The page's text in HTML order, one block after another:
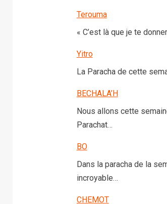
Terouma
« C’est là que je te
Yitro
La Paracha de cette
BECHALA’H
Nous allons cette
Parachat…
BO
Dans la paracha de la
incroyable…
CHEMOT